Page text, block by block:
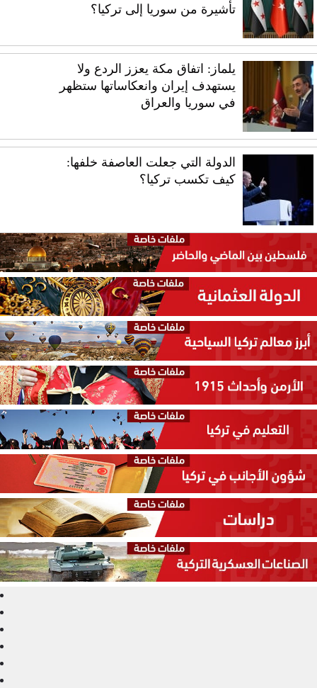
تأشيرة من سوريا إلى تركيا؟
يلماز: اتفاق مكة يعزز الردع ولا
يستهدف إيران وانعكاساتها ستظهر
في سوريا والعراق
الدولة التي جعلت العاصفة خلفها:
كيف تكسب تركيا؟